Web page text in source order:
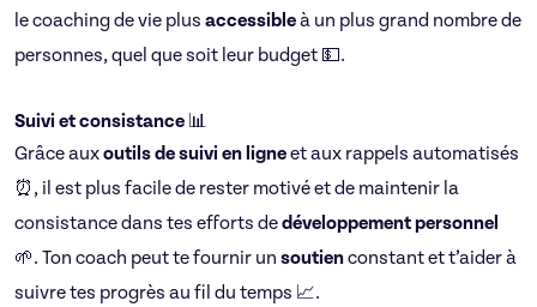
le coaching de vie plus accessibleà un plus grand nombre de
personnes, quel que soit leur budget 💵.
Suivi et consistance 📊
Grâce auxoutils de suivi en ligneet aux rappels automatisés
⏰, il est plus facile de rester motivé et de maintenir la
consistance dans tes efforts dedéveloppement personnel
🌱. Ton coach peut te fournir un soutienconstant et t’aider à
suivre tes progrès au fil du temps 📈.